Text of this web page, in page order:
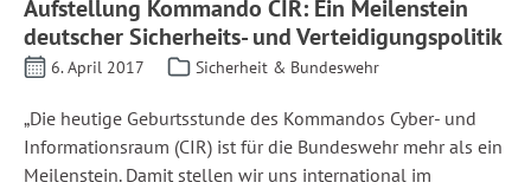
Aufstellung Kommando CIR: Ein Meilenstein
deutscher Sicherheits- und Verteidigungspolitik
6. April 2017 Sicherheit & Bundeswehr
„Die heutige Geburtsstunde des Kommandos Cyber- und
Informationsraum (CIR) ist für die Bundeswehr mehr als ein
Meilenstein. Damit stellen wir uns international im